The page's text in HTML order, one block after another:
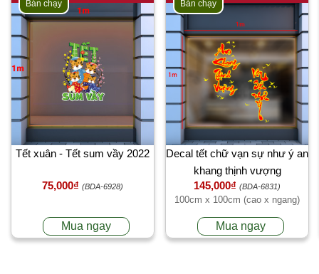
Bán chạy
Tết xuân - Tết sum vầy 2022
75,000₫ (BDA-6928)
Mua ngay
Bán chạy
Decal tết chữ vạn sự như ý an
khang thịnh vượng
145,000₫ (BDA-6831)
100cm x 100cm (cao x ngang)
Mua ngay